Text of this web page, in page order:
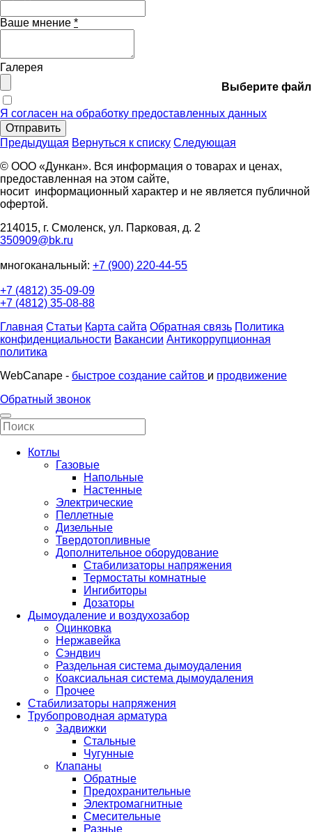
Ваше мнение *
Галерея
Выберите файл
Я согласен на обработку предоставленных данных
Отправить
Предыдущая Вернуться к списку Следующая
© ООО «Дункан». Вся информация о товарах и ценах,
предоставленная на этом сайте,
носит информационный характер и не является публичной
офертой.
214015, г. Смоленск, ул. Парковая, д. 2
350909@bk.ru
многоканальный: +7 (900) 220-44-55
+7 (4812) 35-09-09
+7 (4812) 35-08-88
Главная Статьи Карта сайта Обратная связь Политика
конфиденциальности Вакансии Антикоррупционная
политика
WebCanape - быстрое создание сайтов и продвижение
Обратный звонок
Котлы
Газовые
Напольные
Настенные
Электрические
Пеллетные
Дизельные
Твердотопливные
Дополнительное оборудование
Стабилизаторы напряжения
Термостаты комнатные
Ингибиторы
Дозаторы
Дымоудаление и воздухозабор
Оцинковка
Нержавейка
Сэндвич
Раздельная система дымоудаления
Коаксиальная система дымоудаления
Прочее
Стабилизаторы напряжения
Трубопроводная арматура
Задвижки
Стальные
Чугунные
Клапаны
Обратные
Предохранительные
Электромагнитные
Смесительные
Разные